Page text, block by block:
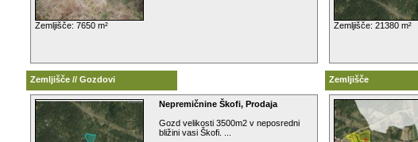
Zemljišče: 7650 m² Zemljišče: 21380 m²
Zemljišče // Gozdovi
Nepremičnine Škofi, Prodaja
Gozd velikosti 3500m2 v neposredni
bližini vasi Škofi. ...
Zemljišče